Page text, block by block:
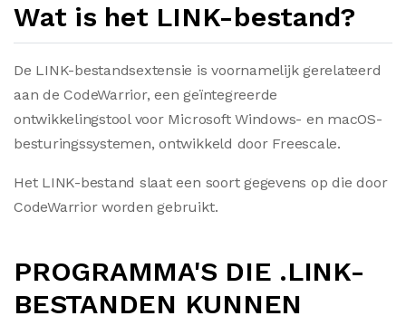
Wat is het LINK-bestand?
De LINK-bestandsextensie is voornamelijk gerelateerd
aan de CodeWarrior, een geïntegreerde
ontwikkelingstool voor Microsoft Windows- en macOS-
besturingssystemen, ontwikkeld door Freescale.
Het LINK-bestand slaat een soort gegevens op die door
CodeWarrior worden gebruikt.
PROGRAMMA'S DIE .LINK-
BESTANDEN KUNNEN